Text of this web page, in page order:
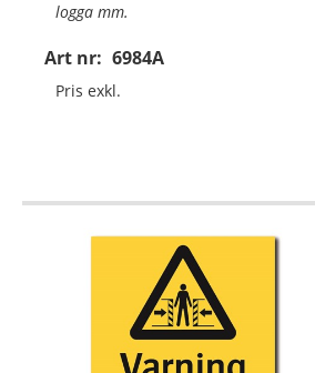
Art nr: 6984A
logga mm.
Material:Plan aluminium, 0,7mm
Mått:297x420mm (eller annat
Pris exkl.